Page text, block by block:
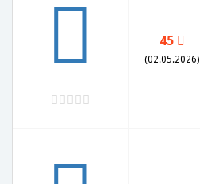
45
(02.05.2026)